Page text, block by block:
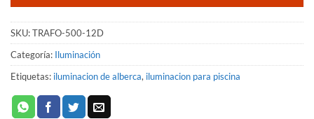
SKU:TRAFO-500-12D
Categoría: Iluminación
Etiquetas: iluminacion de alberca, iluminacion para piscina